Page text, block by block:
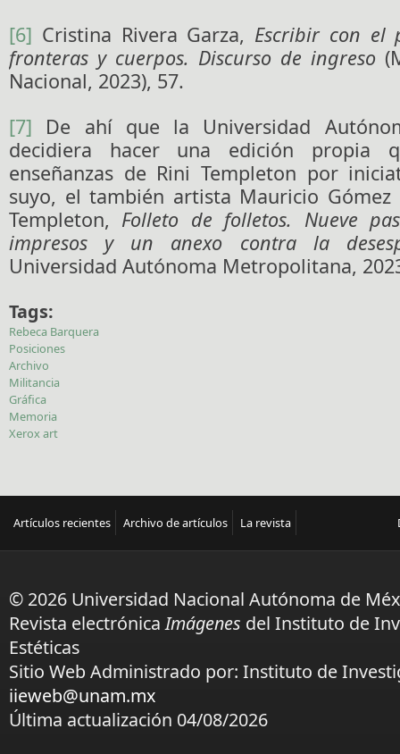
[6] Cristina Rivera Garza, Escribir con el
fronteras y cuerpos. Discurso de ingreso
Nacional, 2023), 57.
[7] De ahí que la Universidad
decidiera hacer una edición propia
enseñanzas de Rini Templeton por
suyo, el también artista Mauricio Gómez
Templeton, Folleto de folletos. Nueve
impresos y un anexo contra la
Universidad Autónoma Metropolitana,
Tags:
Rebeca Barquera
Posiciones
Archivo
Militancia
Gráfica
Memoria
Xerox art
Artículos recientes Archivo de artículos La revista
© 2026 Universidad Nacional Autónoma de
Revista electrónicaImágenes del Instituto de
Estéticas
Sitio Web Administrado por: Instituto de
iieweb@unam.mx
Última actualización 04/08/2026